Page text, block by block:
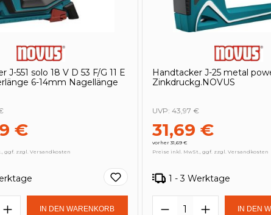
J-551 solo 18 V D 53 F/G 11 E
6-14mm Nagellänge
€
ggf. zzgl. Versandkosten
Anzahl: Gib den gewünschten
IN DEN WARENKORB
Handtacker J-25 metal
Zinkdruckg.NOVUS
31,69 €
vorher 31,69 €
UVP: 43,97 €
Preise inkl. MwSt., ggf. zzgl. Versandkosten
1 - 3 Werktage
Produkt IN DEN